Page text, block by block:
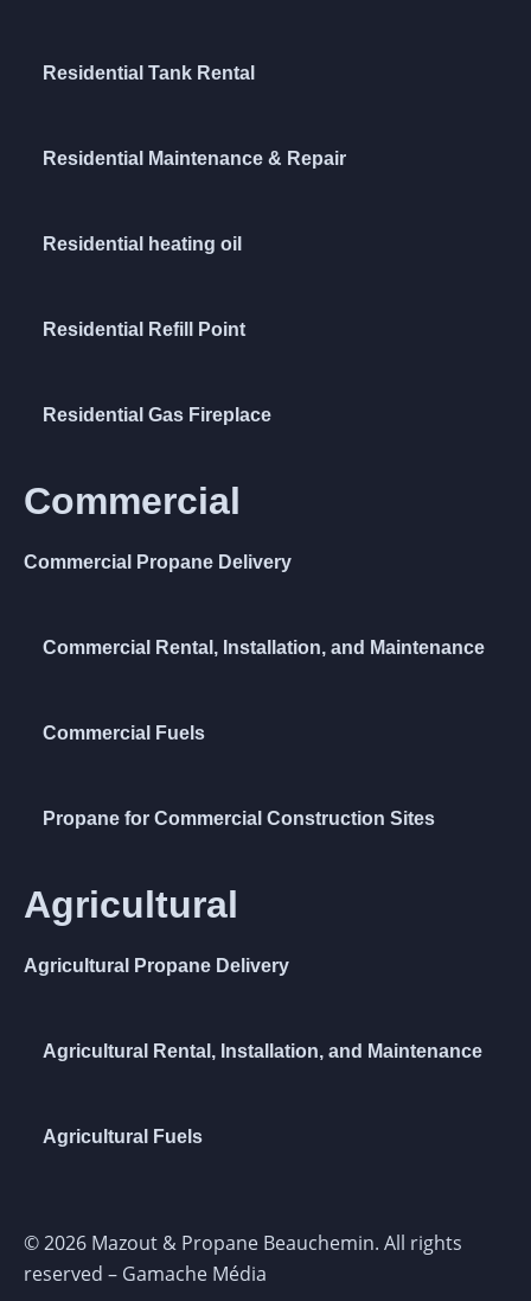
Residential Tank Rental
Residential Maintenance & Repair
Residential heating oil
Residential Refill Point
Residential Gas Fireplace
Commercial
Commercial Propane Delivery
Commercial Rental, Installation, and Maintenance
Commercial Fuels
Propane for Commercial Construction Sites
Agricultural
Agricultural Propane Delivery
Agricultural Rental, Installation, and Maintenance
Agricultural Fuels
© 2026 Mazout & Propane Beauchemin. All rights
reserved – Gamache Média